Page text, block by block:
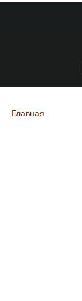
Вы здесь
Главная